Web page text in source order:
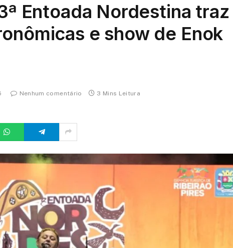
Entoada Nordestina traz
e show de Enok
Nenhum comentário 3 Mins Leitura